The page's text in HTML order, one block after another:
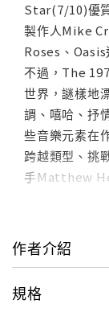
Star(7/10)優
製作人Mike
Roses、Oasis
不過，The
世界，謎樣地
調、嘻哈、抒
些音樂元素在
跨越類型、挑
手Matthew
時表示：「
樂部」）的影
月的原聲帶的
張專輯就是原
Piombo記錄「
作者介紹
規格